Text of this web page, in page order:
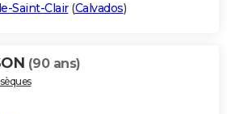
Saint-Clair(Calvados)
(90 ans)